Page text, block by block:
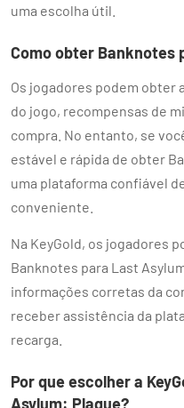
uma escolha útil.
Como obter Banknotes
Os jogadores podem obter
do jogo, recompensas de
compra. No entanto, se
estável e rápida de obter
uma plataforma confiável
conveniente.
Na KeyGold, os jogadores
Banknotes para Last
informações corretas da
receber assistência da
recarga.
Por que escolher a
Asylum: Plague?